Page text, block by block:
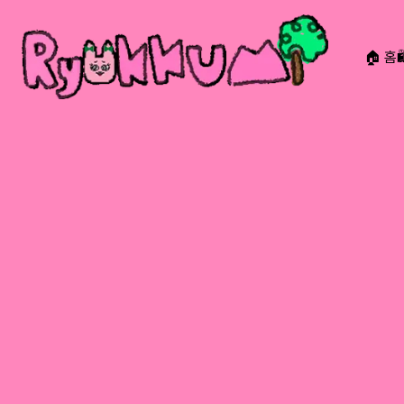
RYOKKUMi 🏠 홈